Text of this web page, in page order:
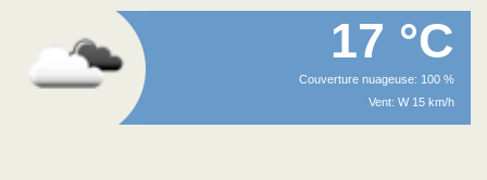
17 °C
Couverture nuageuse: 100 %
Vent: W 15 km/h